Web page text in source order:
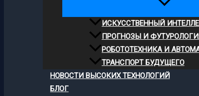
ИСКУССТВЕННЫЙ
ПРОГНОЗЫ И
РОБОТОТЕХНИКА И
ТРАНСПОРТ БУДУЩЕГО
НОВОСТИ ВЫСОКИХ ТЕХНОЛОГИЙ
БЛОГ